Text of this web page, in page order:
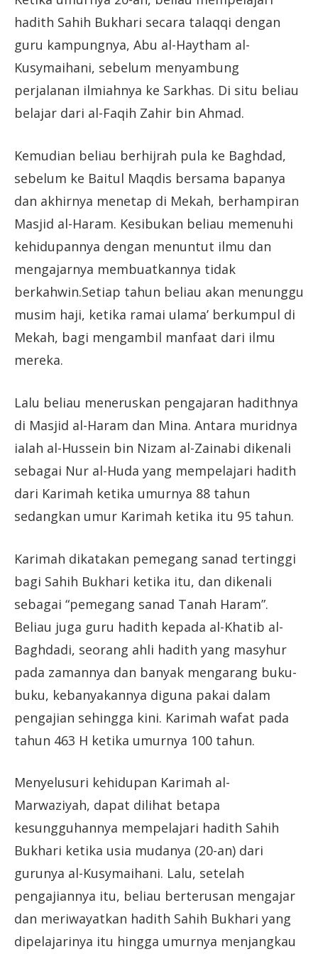
hadith Sahih Bukhari secara talaqqi dengan
guru kampungnya, Abu al-Haytham al-
Kusymaihani, sebelum menyambung
perjalanan ilmiahnya ke Sarkhas. Di situ beliau
belajar dari al-Faqih Zahir bin Ahmad.
Kemudian beliau berhijrah pula ke Baghdad,
sebelum ke Baitul Maqdis bersama bapanya
dan akhirnya menetap di Mekah, berhampiran
Masjid al-Haram. Kesibukan beliau memenuhi
kehidupannya dengan menuntut ilmu dan
mengajarnya membuatkannya tidak
berkahwin.Setiap tahun beliau akan menunggu
musim haji, ketika ramai ulama’ berkumpul di
Mekah, bagi mengambil manfaat dari ilmu
mereka.
Lalu beliau meneruskan pengajaran hadithnya
di Masjid al-Haram dan Mina. Antara muridnya
ialah al-Hussein bin Nizam al-Zainabi dikenali
sebagai Nur al-Huda yang mempelajari hadith
dari Karimah ketika umurnya 88 tahun
sedangkan umur Karimah ketika itu 95 tahun.
Karimah dikatakan pemegang sanad tertinggi
bagi Sahih Bukhari ketika itu, dan dikenali
sebagai “pemegang sanad Tanah Haram”.
Beliau juga guru hadith kepada al-Khatib al-
Baghdadi, seorang ahli hadith yang masyhur
pada zamannya dan banyak mengarang buku-
buku, kebanyakannya diguna pakai dalam
pengajian sehingga kini. Karimah wafat pada
tahun 463 H ketika umurnya 100 tahun.
Menyelusuri kehidupan Karimah al-
Marwaziyah, dapat dilihat betapa
kesungguhannya mempelajari hadith Sahih
Bukhari ketika usia mudanya (20-an) dari
gurunya al-Kusymaihani. Lalu, setelah
pengajiannya itu, beliau berterusan mengajar
dan meriwayatkan hadith Sahih Bukhari yang
dipelajarinya itu hingga umurnya menjangkau